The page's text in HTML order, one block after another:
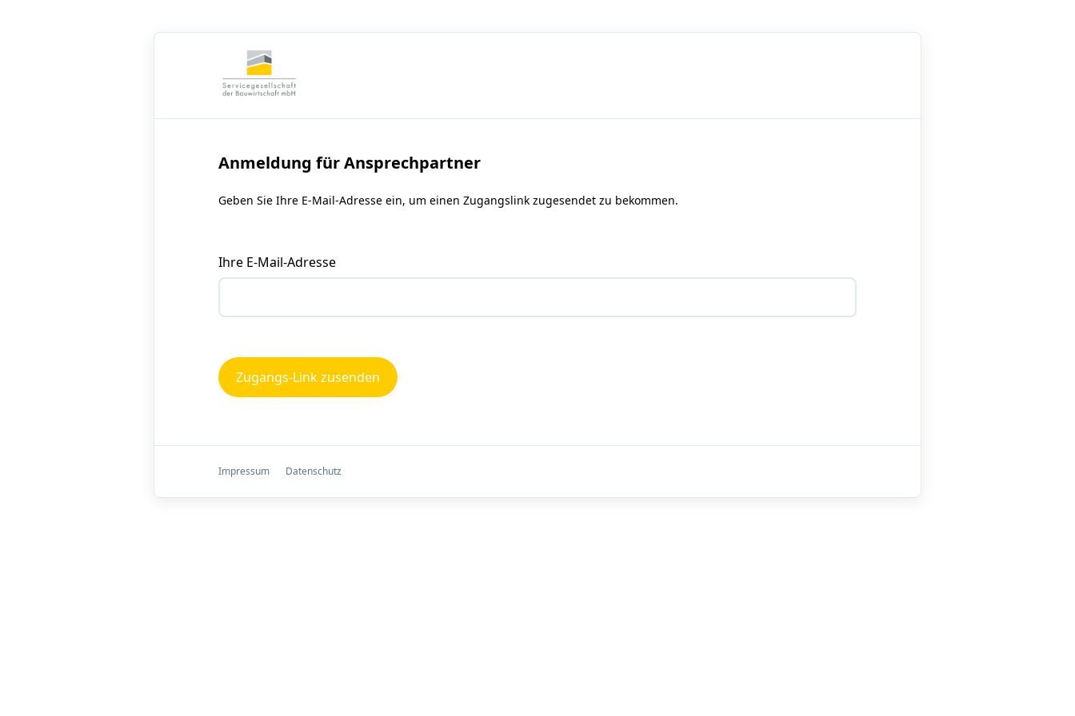
Anmeldung für Ansprechpartner
Geben Sie Ihre E-Mail-Adresse ein, um einen Zugangslink zugesendet zu bekommen.
Ihre E-Mail-Adresse
Impressum Datenschutz